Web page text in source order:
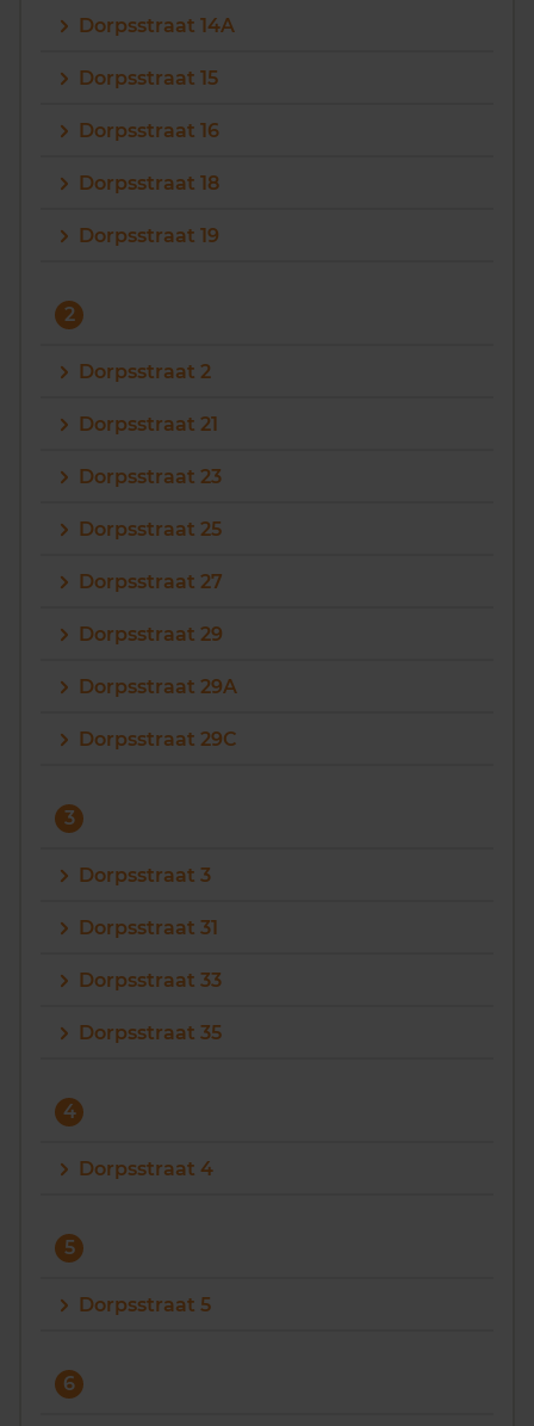
Maandag t/m vrijdag - 08:00 -18:00
Dorpsstraat 14A
Dorpsstraat 15
Dorpsstraat 16
Dorpsstraat 18
Dorpsstraat 19
2
Dorpsstraat 2
Dorpsstraat 21
Dorpsstraat 23
Dorpsstraat 25
Dorpsstraat 27
Dorpsstraat 29
Dorpsstraat 29A
Dorpsstraat 29C
3
Dorpsstraat 3
Dorpsstraat 31
Dorpsstraat 33
Dorpsstraat 35
4
Dorpsstraat 4
5
Dorpsstraat 5
6